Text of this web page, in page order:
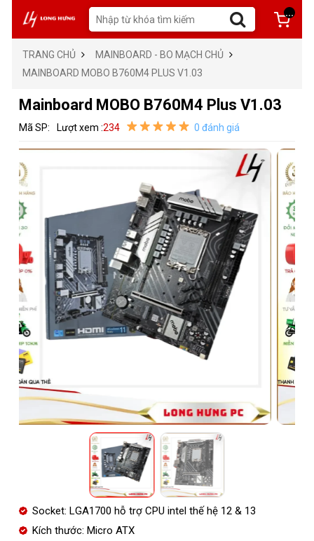
...
TRANG CHỦ
MAINBOARD - BO MẠCH CHỦ
MAINBOARD MOBO B760M4 PLUS V1.03
Mainboard MOBO B760M4 Plus V1.03
Mã SP: Lượt xem :234 0 đánh giá
Socket: LGA1700 hỗ trợ CPU intel thế hệ 12 & 13
Kích thước: Micro ATX